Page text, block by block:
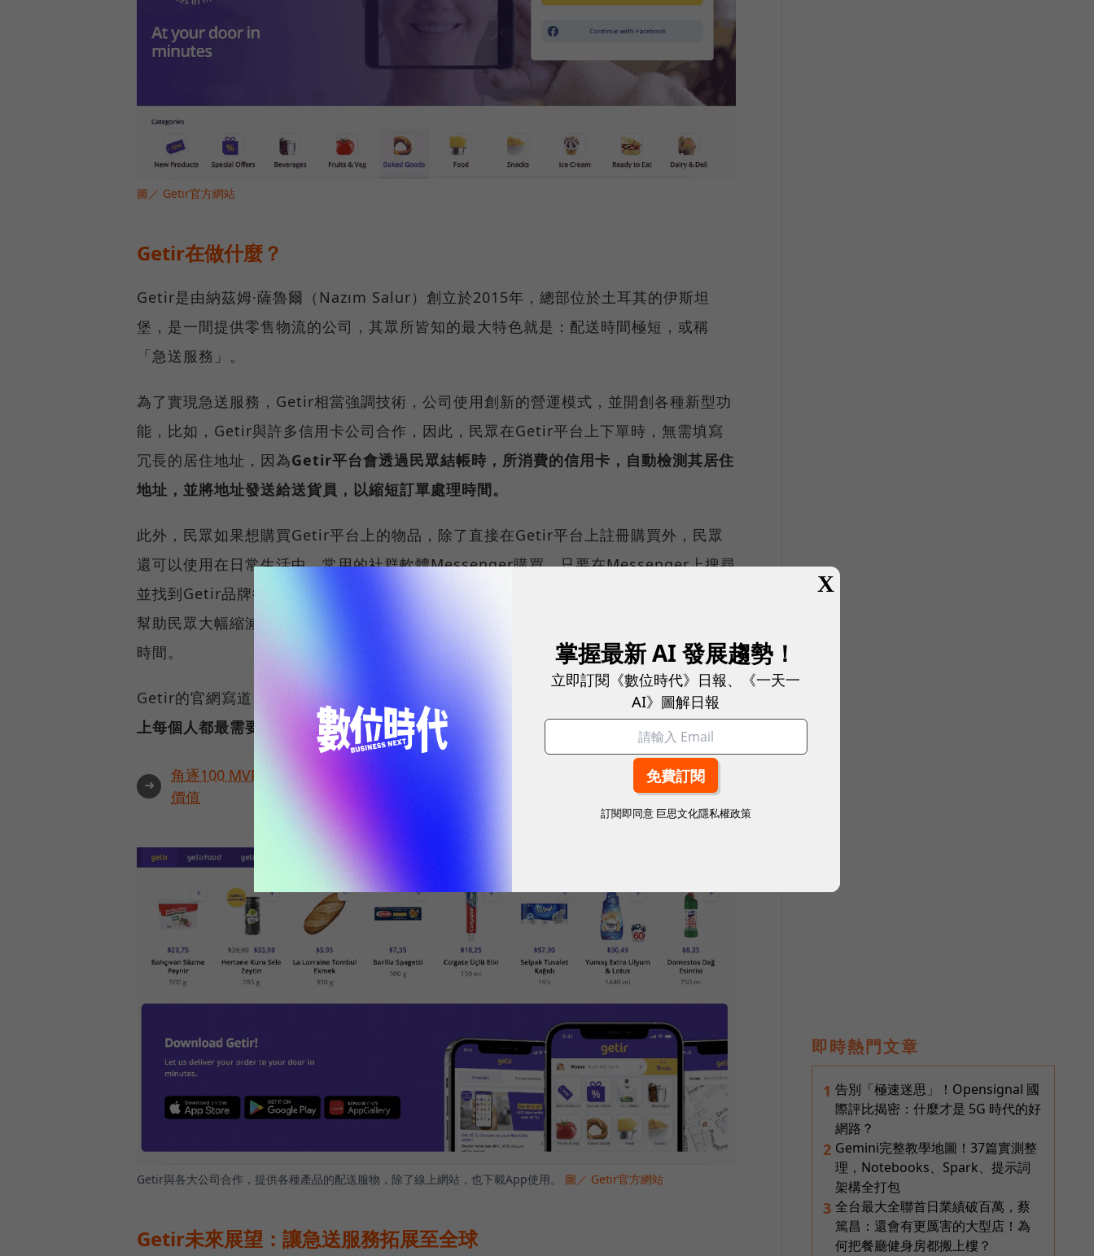
圖／ Getir官方網站
Getir在做什麼？
Getir是由納茲姆·薩魯爾（Nazım Salur）創立於2015年，總部位於土耳其的伊斯坦
堡，是一間提供零售物流的公司，其眾所皆知的最大特色就是：配送時間極短，或稱
「急送服務」。
為了實現急送服務，Getir相當強調技術，公司使用創新的營運模式，並開創各種新型功
能，比如，Getir與許多信用卡公司合作，因此，民眾在Getir平台上下單時，無需填寫
冗長的居住地址，因為Getir平台會透過民眾結帳時，所消費的信用卡，自動檢測其居住
地址，並將地址發送給送貨員，以縮短訂單處理時間。
此外，民眾如果想購買Getir平台上的物品，除了直接在Getir平台上註冊購買外，民眾
還可以使用在日常生活中，常用的社群軟體Messenger購買，只要在Messenger上搜尋
並找到Getir品牌後，就可直接在Messenger中購買Getir的物品，並使用信用卡付款，
幫助民眾大幅縮減等待網頁載入、搜尋所需商品、註冊帳號......等購買流程相關的等待
時間。
Getir的官網寫道：「Getir公司70%是技術，20%是零售，10%是物流，我們提供地球
上每個人都最需要的基本東西：時間。」
➜
角逐100 MVP盛典雙重榮耀！國際品牌X經理人特別肯定，展現AI時代最具潛力的核心
價值
Getir與各大公司合作，提供各種產品的配送服物，除了線上網站，也下載App使用。 圖／ Getir官方網站
Getir未來展望：讓急送服務拓展至全球
即時熱門文章
1 告別「極速迷思」！Opensignal 國
際評比揭密：什麼才是 5G 時代的好
網路？
2 Gemini完整教學地圖！37篇實測整
理，Notebooks、Spark、提示詞
架構全打包
3 全台最大全聯首日業績破百萬，蔡
篤昌：還會有更厲害的大型店！為
何把餐廳健身房都搬上樓？
X
掌握最新 AI 發展趨勢！
立即訂閱《數位時代》日報、《一天一
AI》圖解日報
訂閱即同意 巨思文化隱私權政策